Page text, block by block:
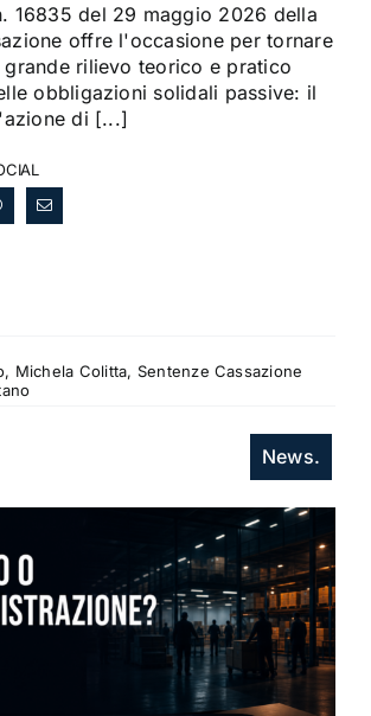
16835 del 29 maggio 2026 della
offre l'occasione per tornare
grande rilievo teorico e pratico
obbligazioni solidali passive: il
di [...]
Michela Colitta, Sentenze Cassazione
News.